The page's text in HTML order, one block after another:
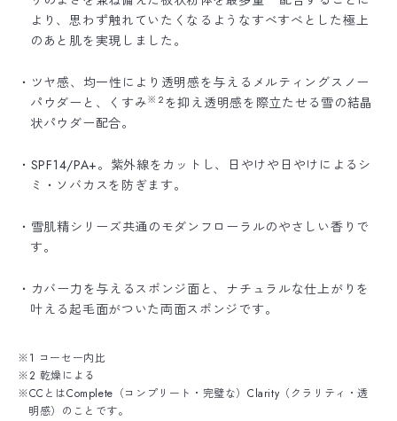
より、思わず触れていたくなるようなすべすべとした極上
のあと肌を実現しました。
・ツヤ感、均一性により透明感を与えるメルティングスノー
パウダーと、くすみ※2 を抑え透明感を際立たせる雪の結晶
状パウダー配合。
・SPF14/PA+。紫外線をカットし、日やけや日やけによるシ
ミ・ソバカスを防ぎます。
・雪肌精シリーズ共通のモダンフローラルのやさしい香りで
す。
・カバー力を与えるスポンジ面と、ナチュラルな仕上がりを
叶える起毛面がついた両面スポンジです。
※1 コーセー内比
※2 乾燥による
※CCとはComplete（コンプリート・完璧な）Clarity（クラリティ・透
明感）のことです。